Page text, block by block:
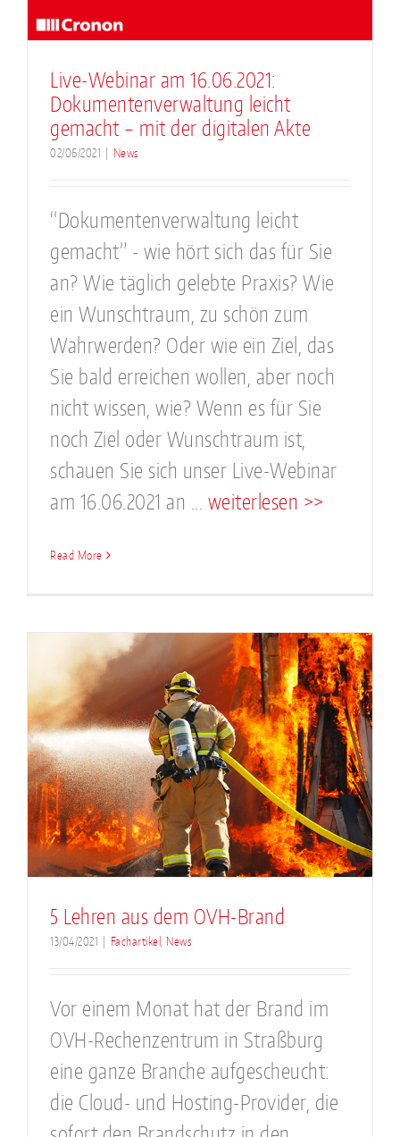
Live-Webinar am 16.06.2021:
Dokumentenverwaltung leicht
gemacht – mit der digitalen Akte
02/06/2021 News
“Dokumentenverwaltung leicht
gemacht” - wie hört sich das für Sie
an? Wie täglich gelebte Praxis? Wie
ein Wunschtraum, zu schön zum
Wahrwerden? Oder wie ein Ziel, das
Sie bald erreichen wollen, aber noch
nicht wissen, wie? Wenn es für Sie
noch Ziel oder Wunschtraum ist,
schauen Sie sich unser Live-Webinar
am 16.06.2021 an ... weiterlesen >>
Read More
5 Lehren aus dem OVH-Brand
13/04/2021 Fachartikel News
Vor einem Monat hat der Brand im
OVH-Rechenzentrum in Straßburg
eine ganze Branche aufgescheucht:
die Cloud- und Hosting-Provider, die